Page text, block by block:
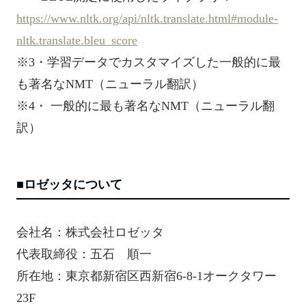
https://www.nltk.org/api/nltk.translate.html#module-
nltk.translate.bleu_score
※3・学習データでカスタマイズした一般的に最
も著名なNMT（ニューラル翻訳）
※4・ 一般的に最も著名なNMT（ニューラル翻
訳）
■ロゼッタについて
会社名：株式会社ロゼッタ
代表取締役：五石 順一
所在地：東京都新宿区西新宿6-8-1オークタワー
23F